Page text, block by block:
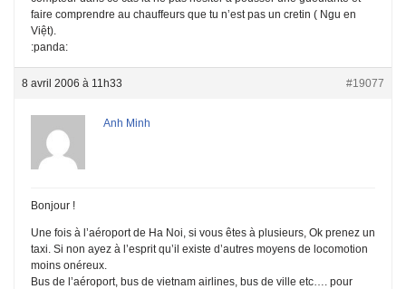
faire comprendre au chauffeurs que tu n’est pas un cretin ( Ngu en
Việt).
:panda:
8 avril 2006 à 11h33 #19077
Anh Minh
Bonjour !
Une fois à l’aéroport de Ha Noi, si vous êtes à plusieurs, Ok prenez un
taxi. Si non ayez à l’esprit qu’il existe d’autres moyens de locomotion
moins onéreux.
Bus de l’aéroport, bus de vietnam airlines, bus de ville etc…. pour